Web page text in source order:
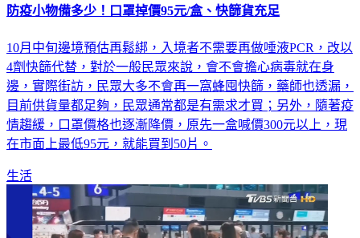
防疫小物備多少！口罩掉價95元/盒、快篩貨充足
10月中旬邊境預估再鬆綁，入境者不需要再做唾液PCR，改以
4劑快篩代替，對於一般民眾來說，會不會擔心病毒就在身
邊，實際街訪，民眾大多不會再一窩蜂囤快篩，藥師也透漏，
目前供貨量都足夠，民眾通常都是有需求才買；另外，隨著疫
情趨緩，口罩價格也逐漸降價，原先一盒喊價300元以上，現
在市面上最低95元，就能買到50片。
生活